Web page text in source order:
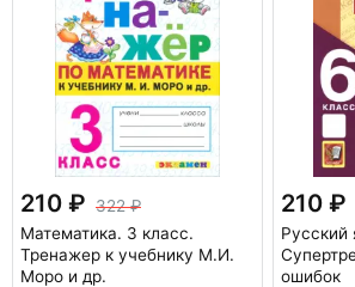
210
322
Математика. 3 класс.
Тренажер к учебнику М.И.
Моро и др.
210
Русский
ошибок